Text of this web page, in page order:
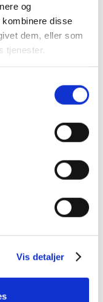
og
disse
dem, eller som
tjenester.
Vis detaljer
for unik og
blev Södra
og sin
en
og